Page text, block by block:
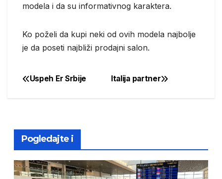
modela i da su informativnog karaktera.
Ko poželi da kupi neki od ovih modela najbolje
je da poseti najbliži prodajni salon.
Post
Italija partner
Uspeh Er Srbije
Pogledajte i